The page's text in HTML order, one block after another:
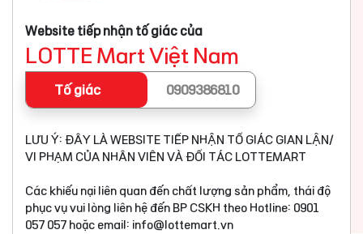
Website tiếp nhận tố giác của
LOTTE Mart Việt Nam
Tố giác 0909386810
LƯU Ý: ĐÂY LÀ WEBSITE TIẾP NHẬN TỐ GIÁC GIAN LẬN/
VI PHẠM CỦA NHÂN VIÊN VÀ ĐỐI TÁC LOTTEMART
Các khiếu nại liên quan đến chất lượng sản phẩm, thái độ
phục vụ vui lòng liên hệ đến BP CSKH theo Hotline: 0901
057 057 hoặc email: info@lottemart.vn